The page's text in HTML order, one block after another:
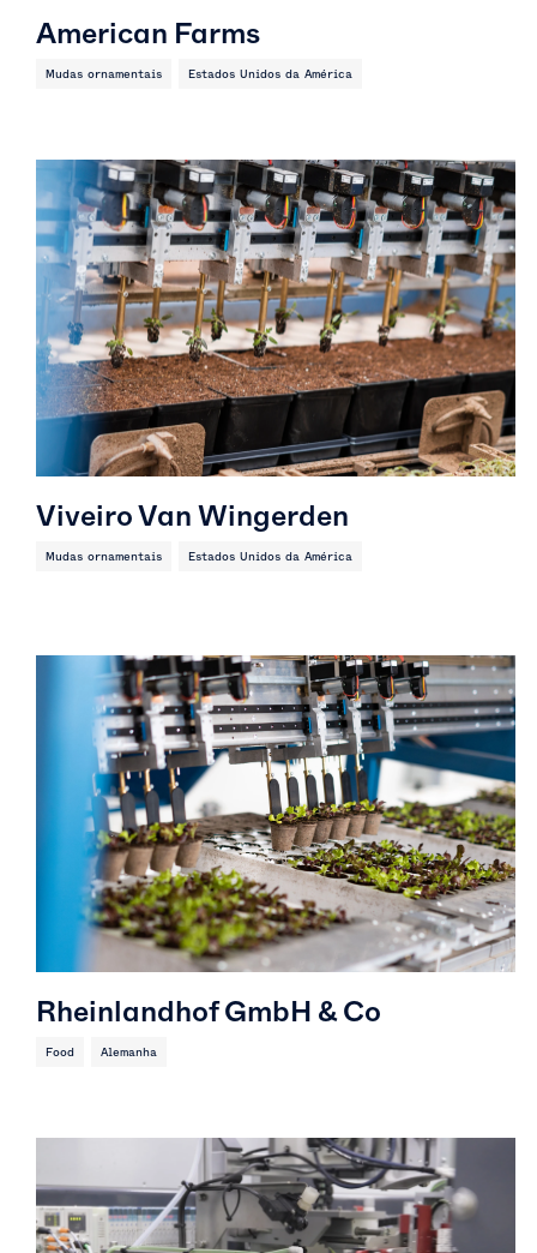
American Farms
Mudas ornamentais Estados Unidos da América
Viveiro Van Wingerden
Mudas ornamentais Estados Unidos da América
Rheinlandhof GmbH & Co
Food Alemanha